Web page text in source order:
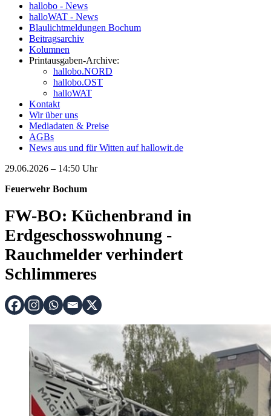
hallobo - News
halloWAT - News
Blaulichtmeldungen Bochum
Beitragsarchiv
Kolumnen
Printausgaben-Archive:
hallobo.NORD
hallobo.OST
halloWAT
Kontakt
Wir über uns
Mediadaten & Preise
AGBs
News aus und für Witten auf hallowit.de
29.06.2026 – 14:50 Uhr
Feuerwehr Bochum
FW-BO: Küchenbrand in
Erdgeschosswohnung -
Rauchmelder verhindert
Schlimmeres